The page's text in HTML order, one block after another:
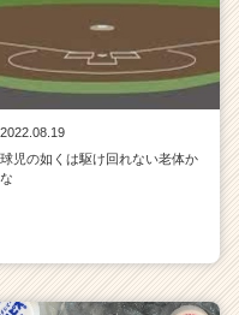
2022.08.19
球児の如くは駆け回れない老体か
な